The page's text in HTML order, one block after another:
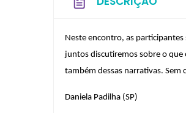
Neste encontro, as
juntos discutiremos sobre o que
também dessas narrativas. Sem
Daniela Padilha (SP)